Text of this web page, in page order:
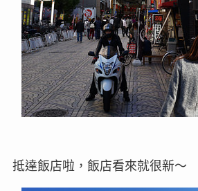
抵達飯店啦，飯店看來就很新～